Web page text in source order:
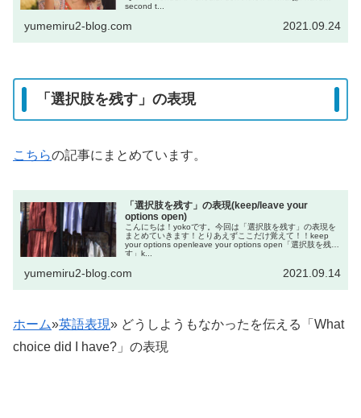
second t...
yumemiru2-blog.com 2021.09.24
「選択肢を残す」の表現
こちらの記事にまとめています。
「選択肢を残す」の表現(keep/leave your
options open)
こんにちは！yokoです。今回は「選択肢を残す」の表現を
まとめていきます！とりあえずここだけ覚えて！！keep
your options openleave your options open「選択肢を残
す」k...
yumemiru2-blog.com 2021.09.14
ホーム»英語表現» どうしようもなかったを伝える「What
choice did I have?」の表現